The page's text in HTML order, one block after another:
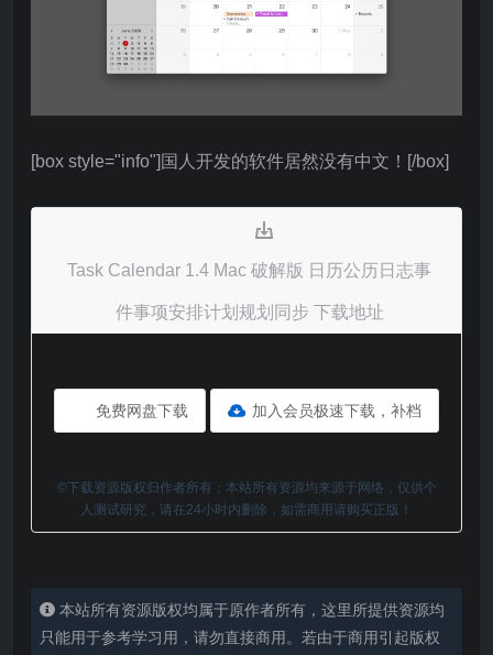
[box style="info"]国人开发的软件居然没有中文！[/box]
Task Calendar 1.4 Mac 破解版 日历公历日志事
件事项安排计划规划同步 下载地址
免费网盘下载 加入会员极速下载，补档
©下载资源版权归作者所有；本站所有资源均来源于网络，仅供个
人测试研究，请在24小时内删除，如需商用请购买正版！
本站所有资源版权均属于原作者所有，这里所提供资源均
只能用于参考学习用，请勿直接商用。若由于商用引起版权